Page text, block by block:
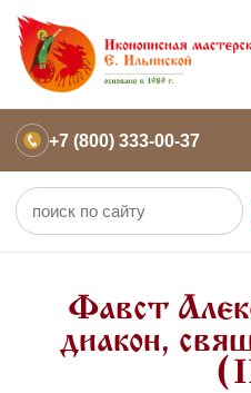
+7 (800) 333-00-37
Фавст
диакон,